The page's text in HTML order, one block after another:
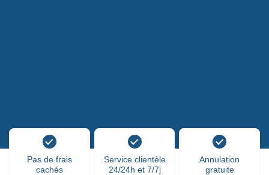
Pas de frais
cachés
Service clientèle
24/24h et 7/7j
Annulation
gratuite